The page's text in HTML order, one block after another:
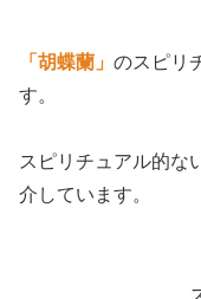
「胡蝶蘭」 のスピリ
す。
スピリチュアル的な
介しています。